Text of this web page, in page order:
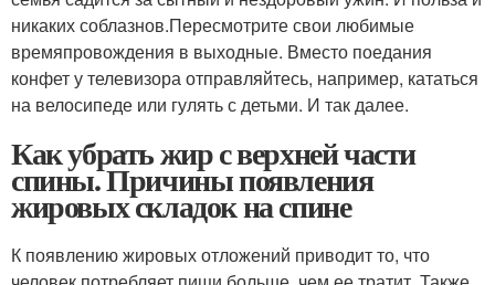
никаких соблазнов.Пересмотрите свои любимые
времяпровождения в выходные. Вместо поедания
конфет у телевизора отправляйтесь, например, кататься
на велосипеде или гулять с детьми. И так далее.
Как убрать жир с верхней части
спины. Причины появления
жировых складок на спине
К появлению жировых отложений приводит то, что